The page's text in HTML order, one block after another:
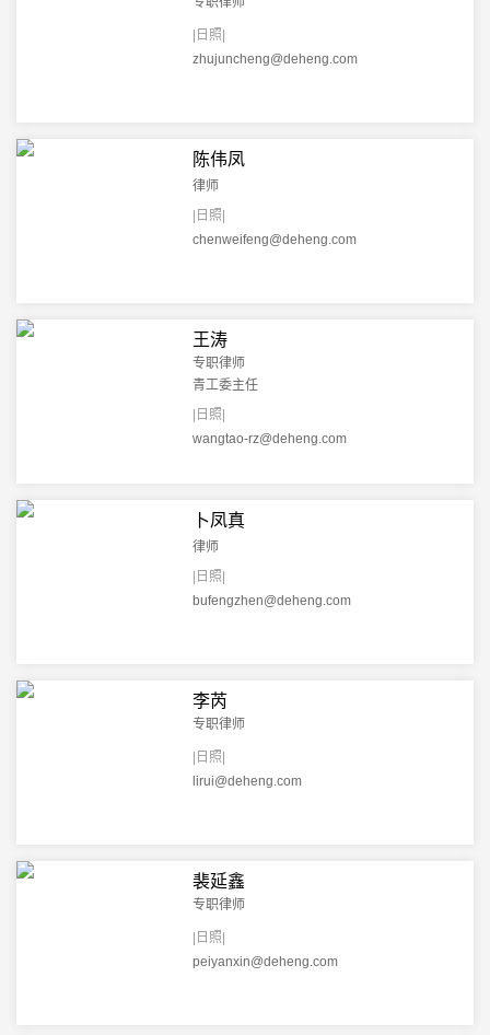
|日照|
zhujuncheng@deheng.com
陈伟凤
律师
|日照|
chenweifeng@deheng.com
王涛
专职律师
青工委主任
|日照|
wangtao-rz@deheng.com
卜凤真
律师
|日照|
bufengzhen@deheng.com
李芮
专职律师
|日照|
lirui@deheng.com
裴延鑫
专职律师
|日照|
peiyanxin@deheng.com